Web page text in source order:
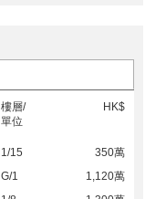
樓層/
單位
HK$
1/15
350萬
G/1
1,120萬